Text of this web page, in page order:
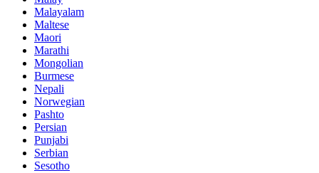
Malayalam
Maltese
Maori
Marathi
Mongolian
Burmese
Nepali
Norwegian
Pashto
Persian
Punjabi
Serbian
Sesotho